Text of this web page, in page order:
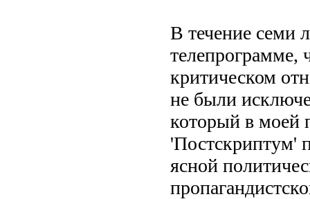
В течение семи
телепрограмме,
критическом
не были
который в моей
'Постскриптум'
ясной